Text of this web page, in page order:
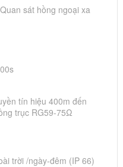
sát hồng ngoại xa
tín hiệu 400m đến
trục RG59-75Ω
trời /ngày-đêm (IP 66)